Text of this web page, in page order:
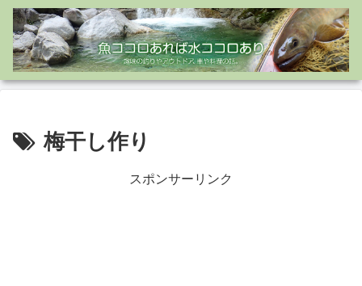
梅干し作り
スポンサーリンク